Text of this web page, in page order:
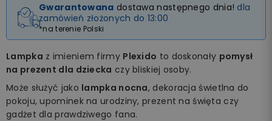
Gwarantowana dostawa następnego dnia! dla
zamówień złożonych do 13:00
*na terenie Polski
Lampka z imieniem firmy Plexido to doskonały pomysł
na prezent dla dziecka czy bliskiej osoby.
Może służyć jako lampka nocna, dekoracja świetlna do
pokoju, upominek na urodziny, prezent na święta czy
gadżet dla prawdziwego fana.